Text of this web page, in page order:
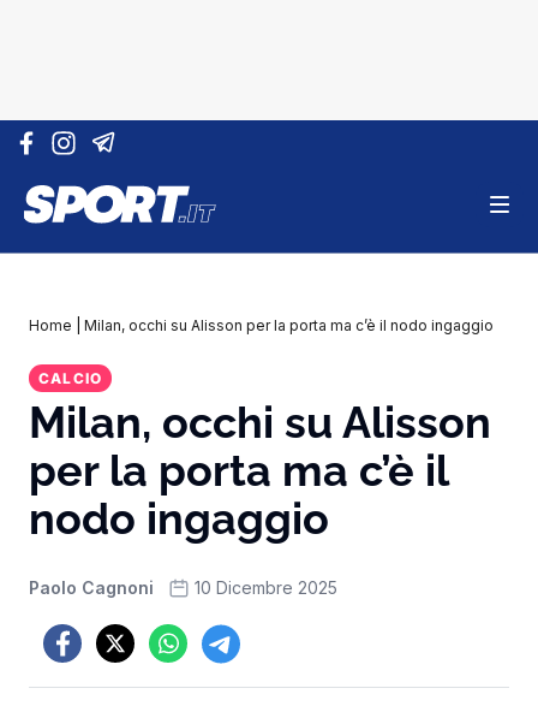
Vai al contenuto
Home Milan, occhi su Alisson per la porta ma c’è il nodo ingaggio
CALCIO
Milan, occhi su Alisson
per la porta ma c’è il
nodo ingaggio
Paolo Cagnoni 10 Dicembre 2025